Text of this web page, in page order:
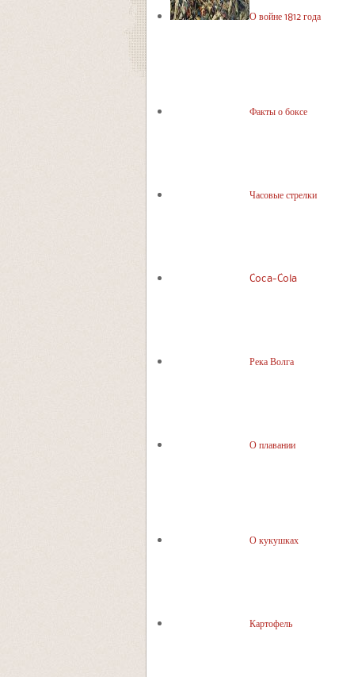
О войне 1812 года
Факты о боксе
Часовые стрелки
Coca-Cola
Река Волга
О плавании
О кукушках
Картофель